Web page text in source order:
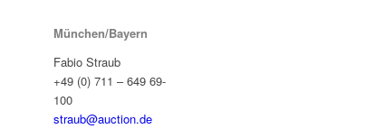
München/Bayern
Fabio Straub
+49 (0) 711 – 649 69-
100
straub@auction.de